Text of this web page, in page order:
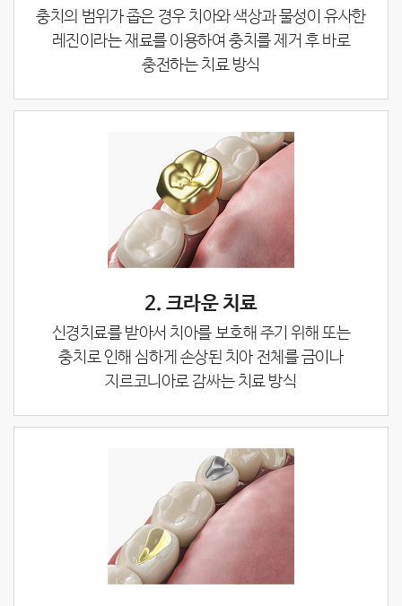
충치의 범위가 좁은 경우 치아와 색상과 물성이 유사한
레진이라는 재료를 이용하여충치를 제거 후 바로
충전하는 치료 방식
2. 크라운 치료
신경치료를 받아서 치아를 보호해 주기 위해 또는
충치로 인해 심하게 손상된 치아 전체를금이나
지르코니아로 감싸는 치료 방식